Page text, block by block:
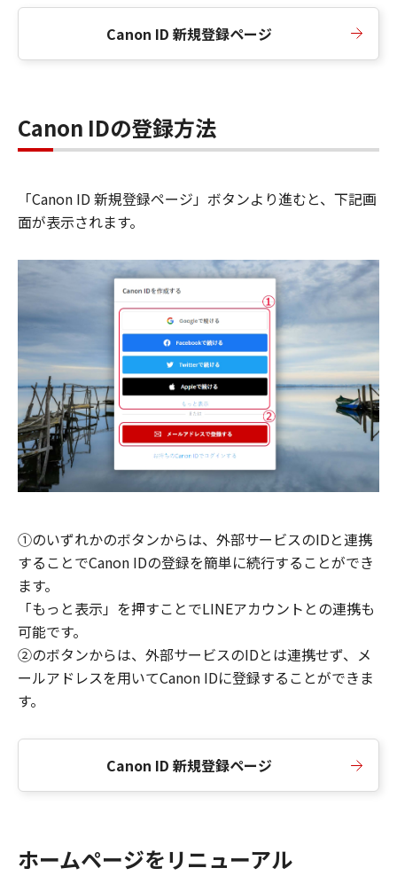
Canon ID 新規登録ページ
Canon IDの登録方法
「Canon ID 新規登録ページ」ボタンより進むと、下記画
面が表示されます。
①のいずれかのボタンからは、外部サービスのIDと連携
することでCanon IDの登録を簡単に続行することができ
ます。
「もっと表示」を押すことでLINEアカウントとの連携も
可能です。
②のボタンからは、外部サービスのIDとは連携せず、メ
ールアドレスを用いてCanon IDに登録することができま
す。
Canon ID 新規登録ページ
ホームページをリニューアル